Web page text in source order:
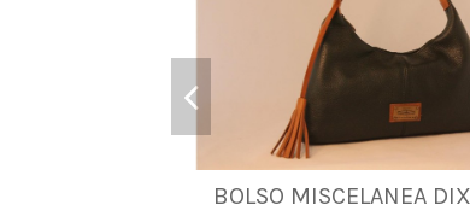
BOLSO MISCELANEA
UNICA